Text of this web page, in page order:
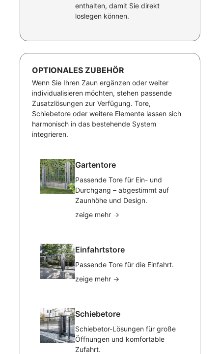
enthalten, damit Sie direkt
loslegen können.
OPTIONALES ZUBEHÖR
Wenn Sie Ihren Zaun ergänzen oder weiter
individualisieren möchten, stehen passende
Zusatzlösungen zur Verfügung. Tore,
Schiebetore oder weitere Elemente lassen sich
harmonisch in das bestehende System
integrieren.
Gartentore
Passende Tore für Ein- und
Durchgang – abgestimmt auf
Zaunhöhe und Design.
zeige mehr →
Einfahrtstore
Passende Tore für die Einfahrt.
zeige mehr →
Schiebetore
Schiebetor-Lösungen für große
Öffnungen und komfortable
Zufahrt.